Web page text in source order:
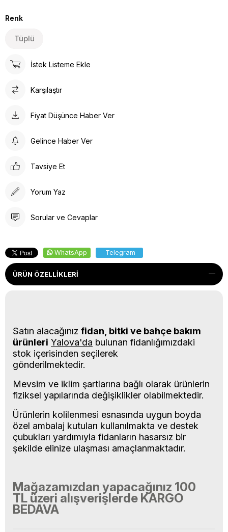
Renk
Tüplü
İstek Listeme Ekle
Karşılaştır
Fiyat Düşünce Haber Ver
Gelince Haber Ver
Tavsiye Et
Yorum Yaz
Sorular ve Cevaplar
WhatsApp Telegram
ÜRÜN ÖZELLIKLERI
Satın alacağınız fidan, bitki ve bahçe bakım
ürünleri Yalova'da bulunan fidanlığımızdaki
stok içerisinden seçilerek
gönderilmektedir.
Mevsim ve iklim şartlarına bağlı olarak ürünlerin
fiziksel yapılarında değişiklikler olabilmektedir.
Ürünlerin kolilenmesi esnasında uygun boyda
özel ambalaj kutuları kullanılmakta ve destek
çubukları yardımıyla fidanların hasarsız bir
şekilde elinize ulaşması amaçlanmaktadır.
Mağazamızdan yapacağınız 100
TL üzeri alışverişlerde KARGO
BEDAVA